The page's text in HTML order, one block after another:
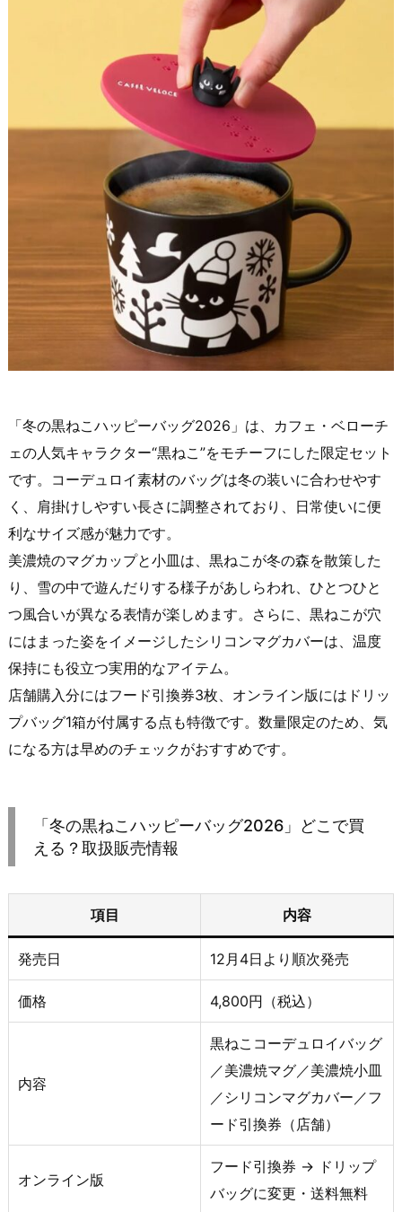
「冬の黒ねこハッピーバッグ2026」は、カフェ・ベローチ
ェの人気キャラクター“黒ねこ”をモチーフにした限定セット
です。コーデュロイ素材のバッグは冬の装いに合わせやす
く、肩掛けしやすい長さに調整されており、日常使いに便
利なサイズ感が魅力です。
美濃焼のマグカップと小皿は、黒ねこが冬の森を散策した
り、雪の中で遊んだりする様子があしらわれ、ひとつひと
つ風合いが異なる表情が楽しめます。さらに、黒ねこが穴
にはまった姿をイメージしたシリコンマグカバーは、温度
保持にも役立つ実用的なアイテム。
店舗購入分にはフード引換券3枚、オンライン版にはドリッ
プバッグ1箱が付属する点も特徴です。数量限定のため、気
になる方は早めのチェックがおすすめです。
「冬の黒ねこハッピーバッグ2026」どこで買
える？取扱販売情報
項目 内容
発売日 12月4日より順次発売
価格 4,800円（税込）
内容
黒ねこコーデュロイバッグ
／美濃焼マグ／美濃焼小皿
／シリコンマグカバー／フ
ード引換券（店舗）
オンライン版
フード引換券 → ドリップ
バッグに変更・送料無料